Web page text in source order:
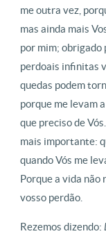
me outra vez,
mas ainda mais
por mim; obrigado
perdoais infinitas
quedas podem
porque me levam
que preciso de
mais importante:
quando Vós me
Porque a vida não
vosso perdão.
Rezemos dizendo: